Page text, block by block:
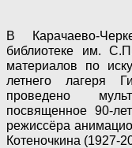
В Карачаево-
библиотеке им.
материалов по
летнего лагеря
проведено
посвященное 90-
режиссёра
Котеночкина (1927-